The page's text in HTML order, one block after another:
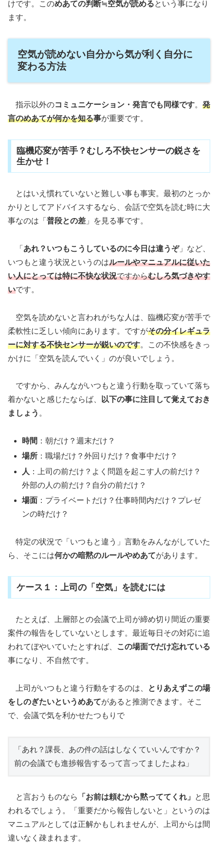
けです。このめあての判断≒空気が読めるという事になり
ます。
空気が読めない自分から気が利く自分に
変わる方法
指示以外のコミュニケーション・発言でも同様です。 発
言のめあてが何かを知る事が重要です。
臨機応変が苦手？むしろ不快センサーの鋭さを
生かせ！
とはいえ慣れていないと難しい事も事実。最初のとっか
かりとしてアドバイスするなら、会話で空気を読む時に大
事なのは「 普段との差 」を見る事です。
「 あれ？いつもこうしているのに今日は違うぞ」など、
いつもと違う状況というのはルールやマニュアルに従いた
い人にとっては特に不快な状況ですからむしろ気づきやす
いです。
空気を読めないと言われがちな人は、臨機応変が苦手で
柔軟性に乏しい傾向にあります。ですがその分イレギュラ
ーに対する不快センサーが鋭いのです。この不快感をきっ
かけに「空気を読んでいく」のが良いでしょう。
ですから、みんながいつもと違う行動を取っていて落ち
着かないと感じたならば、
以下の事に注目して覚えておき
ましょう 。
時間 ：朝だけ？週末だけ？
場所 ：職場だけ？外回りだけ？食事中だけ？
人 ：上司の前だけ？よく問題を起こす人の前だけ？
外部の人の前だけ？自分の前だけ？
場面 ：プライベートだけ？仕事時間内だけ？プレゼ
ンの時だけ？
特定の状況で「いつもと違う」言動をみんながしていた
ら、そこには何かの暗黙のルールやめあてがあります。
ケース１：上司の「空気」を読むには
たとえば、上層部との会議で上司が締め切り間近の重要
案件の報告をしていないとします。最近毎日その対応に追
われてぼやいていたとすれば、
この場面でだけ忘れている
事になり、不自然です。
上司がいつもと違う行動をするのは、
とりあえずこの場
をしのぎたいというめあてがあると推測できます。そこ
で、会議で気を利かせたつもりで
「あれ？課長、あの件の話はしなくていいんですか？
前の会議でも進捗報告するって言ってましたよね」
と言おうものなら 「お前は頼むから黙っててくれ」
と思
われるでしょう。「重要だから報告しないと」というのは
マニュアルとしては正解かもしれませんが、上司からは間
違いなく疎まれます。